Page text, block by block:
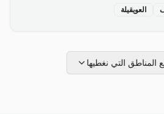
العويقيلة
المناطق التي نغطيها